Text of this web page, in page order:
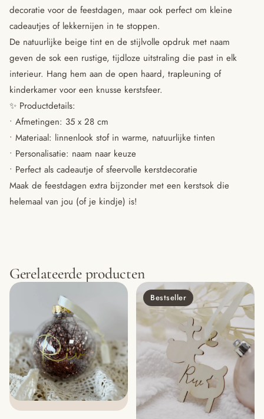
decoratie voor de feestdagen, maar ook perfect om kleine
cadeautjes of lekkernijen in te stoppen.
De natuurlijke beige tint en de stijlvolle opdruk met naam
geven de sok een rustige, tijdloze uitstraling die past in elk
interieur. Hang hem aan de open haard, trapleuning of
kinderkamer voor een knusse kerstsfeer.
✨ Productdetails:
• Afmetingen: 35 x 28 cm
• Materiaal: linnenlook stof in warme, natuurlijke tinten
• Personalisatie: naam naar keuze
• Perfect als cadeautje of sfeervolle kerstdecoratie
Maak de feestdagen extra bijzonder met een kerstsok die
helemaal van jou (of je kindje) is!
Gerelateerde producten
Bestseller